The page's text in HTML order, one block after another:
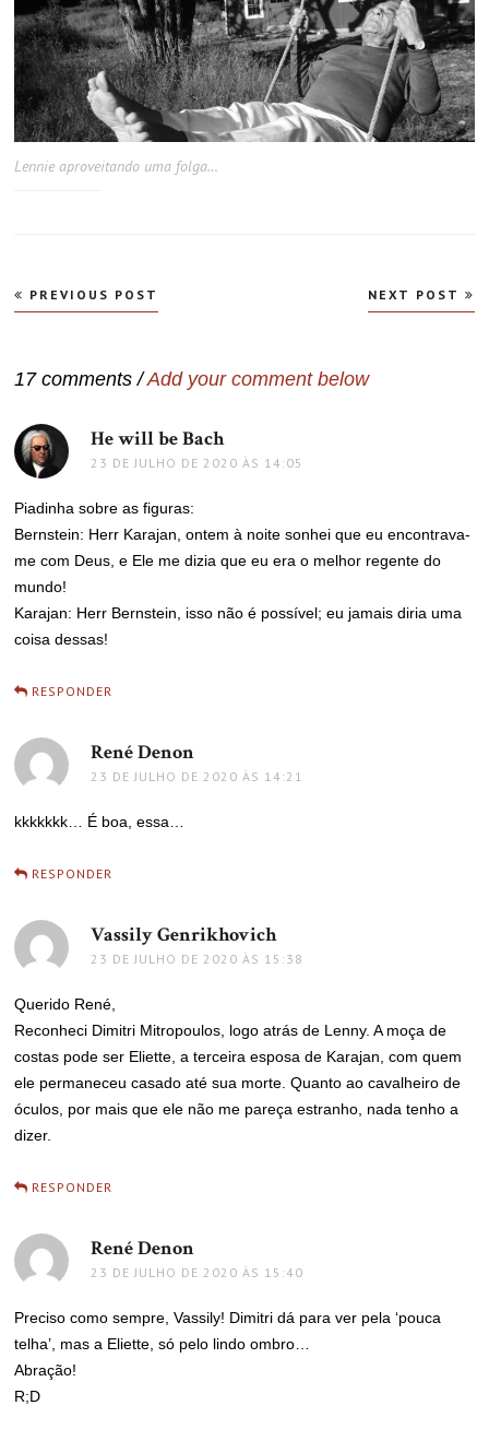
Lennie aproveitando uma folga…
Navegação
de
PREVIOUS POST NEXT POST
17 comments /Add your comment below
He will be Bachdisse:
23 DE JULHO DE 2020 ÀS 14:05
Piadinha sobre as figuras:
Bernstein: Herr Karajan, ontem à noite sonhei que eu encontrava-
me com Deus, e Ele me dizia que eu era o melhor regente do
mundo!
Karajan: Herr Bernstein, isso não é possível; eu jamais diria uma
coisa dessas!
RESPONDER
René Denon
23 DE JULHO DE 2020 ÀS 14:21
kkkkkkk… É boa, essa…
RESPONDER
Vassily Genrikhovichdisse:
23 DE JULHO DE 2020 ÀS 15:38
Querido René,
Reconheci Dimitri Mitropoulos, logo atrás de Lenny. A moça de
costas pode ser Eliette, a terceira esposa de Karajan, com quem
ele permaneceu casado até sua morte. Quanto ao cavalheiro de
óculos, por mais que ele não me pareça estranho, nada tenho a
dizer.
RESPONDER
René Denon
23 DE JULHO DE 2020 ÀS 15:40
Preciso como sempre, Vassily! Dimitri dá para ver pela ‘pouca
telha’, mas a Eliette, só pelo lindo ombro…
Abração!
R;D